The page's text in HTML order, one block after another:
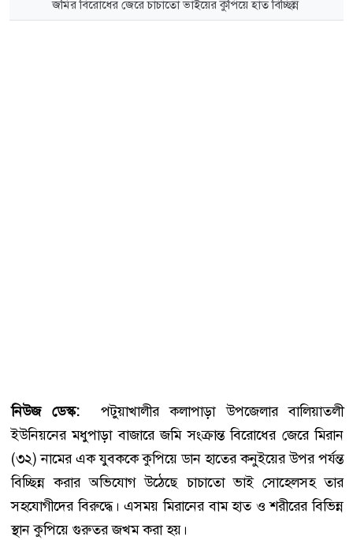
জমির বিরোধের জেরে চাচাতো ভাইয়ের কুপিয়ে হাত বিচ্ছিন্ন
নিউজ ডেস্ক:
পটুয়াখালীর কলাপাড়া উপজেলার বালিয়াতলী
ইউনিয়নের মধুপাড়া বাজারে জমি সংক্রান্ত বিরোধের জেরে মিরান
(৩২) নামের এক যুবককে কুপিয়ে ডান হাতের কনুইয়ের উপর পর্যন্ত
বিচ্ছিন্ন করার অভিযোগ উঠেছে চাচাতো ভাই সোহেলসহ তার
সহযোগীদের বিরুদ্ধে। এসময় মিরানের বাম হাত ও শরীরের বিভিন্ন
স্থান কুপিয়ে গুরুতর জখম করা হয়।